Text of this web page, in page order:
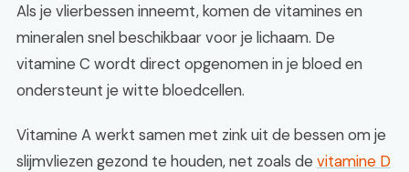
Als je vlierbessen inneemt, komen de vitamines en
mineralen snel beschikbaar voor je lichaam. De
vitamine C wordt direct opgenomen in je bloed en
ondersteunt je witte bloedcellen.
Vitamine A werkt samen met zink uit de bessen om je
slijmvliezen gezond te houden, net zoals de vitamine D